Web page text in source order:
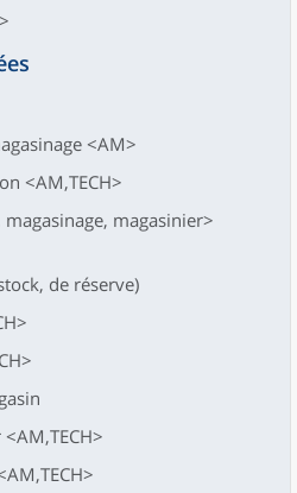
<AM>
<AM,TECH>
magasinier>
de réserve)